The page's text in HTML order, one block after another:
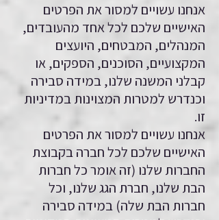
אנחנו עשויים למסור את הפרטים
האישיים שלכם לכל אחד מהעובדים,
המנהלים, המבטחים, היועצים
המקצועיים, הסוכנים, הספקים, או
קבלני המשנה שלנו, במידה סבירה
וכנדרש למטרות המצוינות במדיניות
זו.
אנחנו עשויים למסור את הפרטים
האישיים שלכם לכל חברה בקבוצת
החברות שלנו (זה אומר כל חברות
הבת שלנו, חברת הגג שלנו, וכל
חברות הבת שלה) במידה סבירה